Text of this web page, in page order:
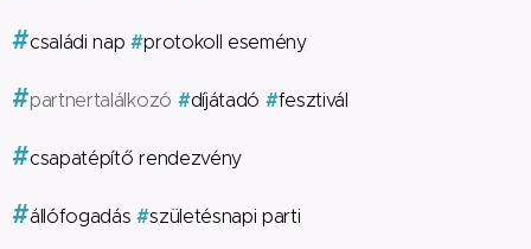
#családi nap #protokoll esemény
#partnertalálkozó #díjátadó #fesztivál
#csapatépítő rendezvény
#állófogadás #születésnapi parti